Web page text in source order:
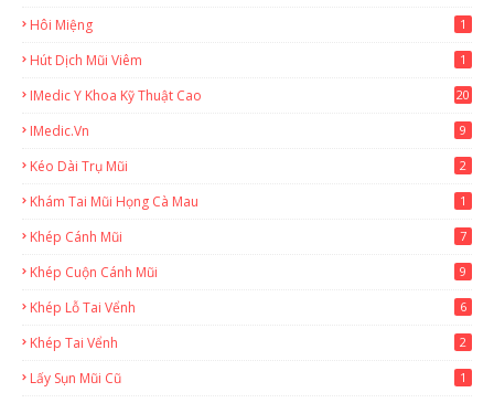
Hôi Miệng 1
Hút Dịch Mũi Viêm 1
IMedic Y Khoa Kỹ Thuật Cao
20
IMedic.vn 9
Kéo Dài Trụ Mũi 2
Khám Tai Mũi Họng Cà Mau 1
Khép Cánh Mũi 7
Khép Cuộn Cánh Mũi 9
Khép Lỗ Tai Vểnh 6
Khép Tai Vểnh 2
Lấy Sụn Mũi Cũ 1